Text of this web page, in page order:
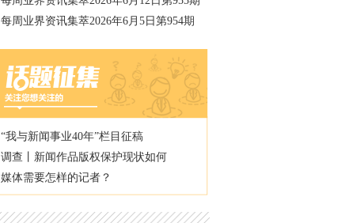
每周业界资讯集萃2026年6月5日第954期
“我与新闻事业40年”栏目征稿
调查丨新闻作品版权保护现状如何
媒体需要怎样的记者？